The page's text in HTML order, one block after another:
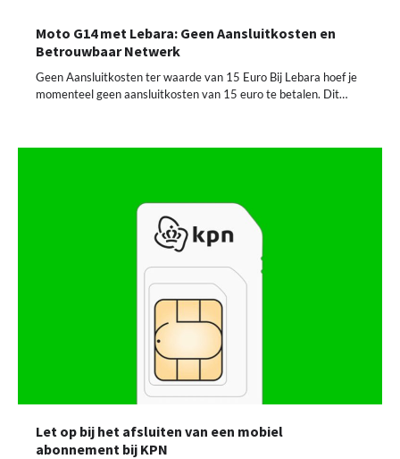
Moto G14 met Lebara: Geen Aansluitkosten en
Betrouwbaar Netwerk
Geen Aansluitkosten ter waarde van 15 Euro Bij Lebara hoef je
momenteel geen aansluitkosten van 15 euro te betalen. Dit…
Let op bij het afsluiten van een mobiel
abonnement bij KPN